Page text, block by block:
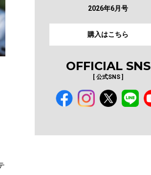
2026年6月号
購入はこちら
OFFICIAL SNS
[ 公式SNS ]